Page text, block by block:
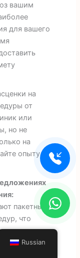
вашим
для вашего
на
от
или
но не
на
опыту и
пакетные
что
оплата за
чтобы
Russian